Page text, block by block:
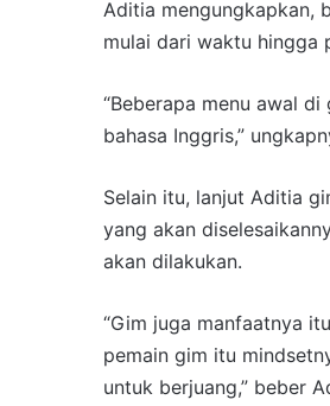
Aditia mengungkapkan,
mulai dari waktu hingga
“Beberapa menu awal
bahasa Inggris,”
Selain itu, lanjut Aditia
yang akan
akan dilakukan.
“Gim juga manfaatnya
pemain gim itu
untuk berjuang,” beber